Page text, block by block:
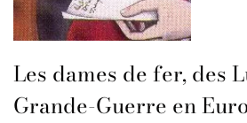
Les dames de fer, des
Grande-Guerre en